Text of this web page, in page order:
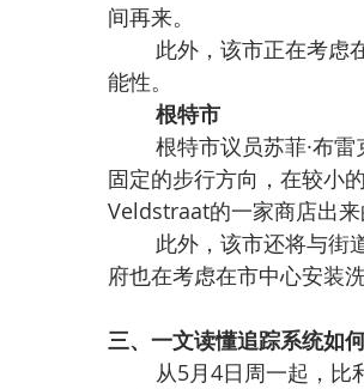
间再来。
此外，该市正在考虑
能性。
根特市
根特市议员苏菲·布
固定的步行方向，在较小
Veldstraat的一家商店出来
此外，该市还将与街
府也在考虑在市中心安装
三、 一文读懂追踪系统如
从5月4日周一起，比